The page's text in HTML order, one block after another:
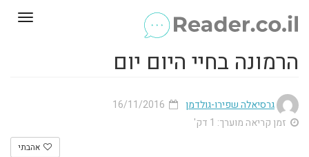
הרמונה בחיי היום יום
גרסיאלה שפירו-גולדמן
זמן קריאה מוערך: 1 דק'
אהבתי